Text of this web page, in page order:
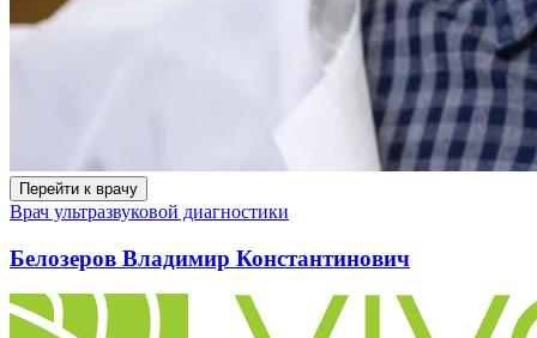
Перейти к врачу
Врач ультразвуковой диагностики
Белозеров Владимир Константинович